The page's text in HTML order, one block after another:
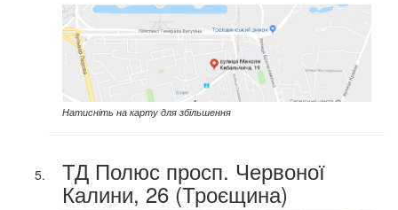
Натисніть на карту для збільшення
ТД Полюс просп. Червоної
Калини, 26 (Троєщина)